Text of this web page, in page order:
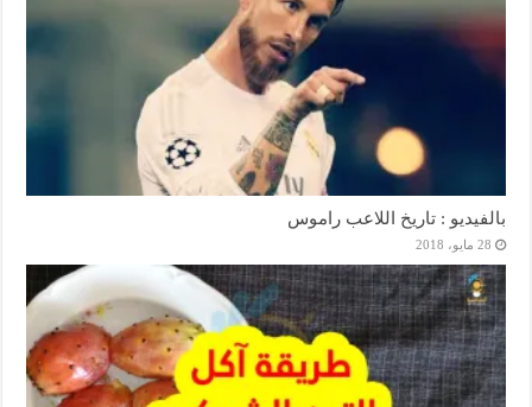
بالفيديو : تاريخ اللاعب راموس
28 مايو، 2018